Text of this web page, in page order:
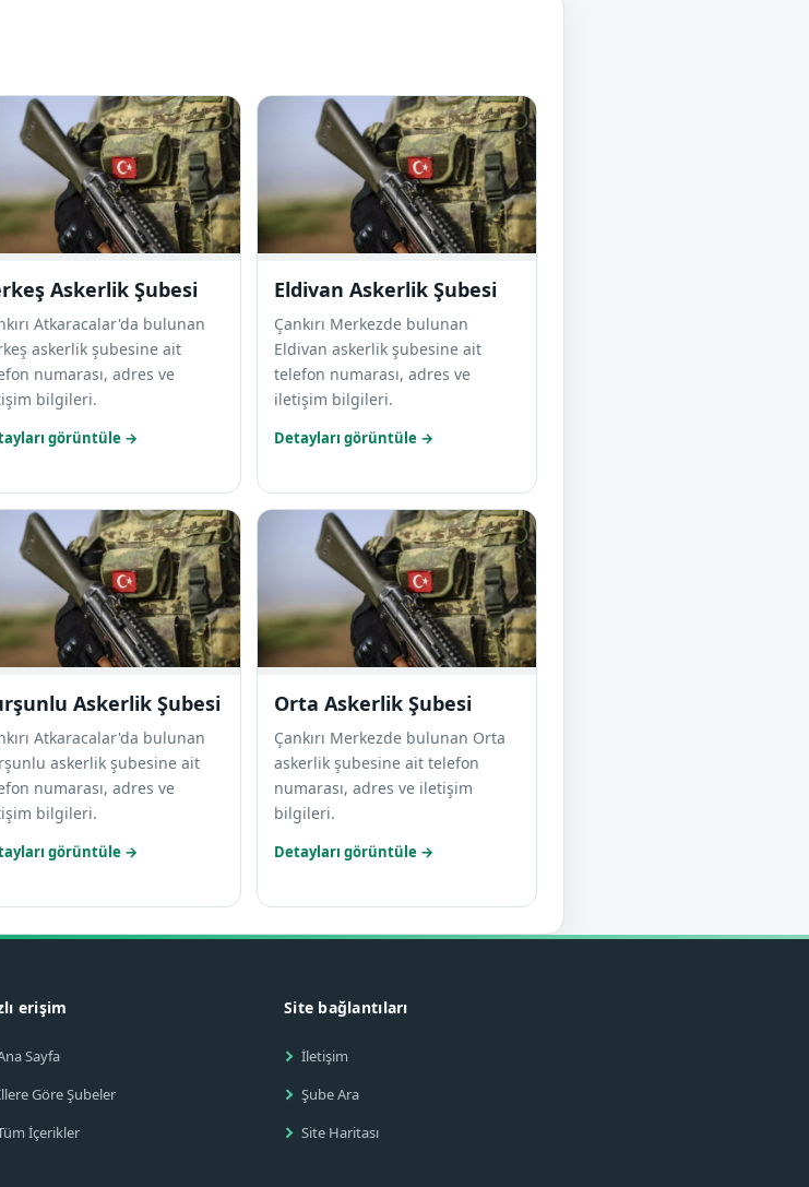
Askerlik Şubesi sayfasını açÇerkeş Askerlik Şubesi sayfasını aç
Askerlik Şubesi
Atkaracalar'da bulunan
askerlik şubesine ait
numarası, adres ve
bilgileri.
görüntüle →
Eldivan Askerlik Şubesi sayfasını
Eldivan Askerlik Şubesi
Çankırı Merkezde bulunan
Eldivan askerlik şubesine ait
telefon numarası, adres ve
iletişim bilgileri.
Detayları görüntüle →
Askerlik Şubesi sayfasını açKurşunlu Askerlik Şubesi sayfasını aç
Askerlik Şubesi
Atkaracalar'da bulunan
askerlik şubesine ait
numarası, adres ve
bilgileri.
görüntüle →
Orta Askerlik Şubesi sayfasını aç
Orta Askerlik Şubesi
Çankırı Merkezde bulunan Orta
askerlik şubesine ait telefon
numarası, adres ve iletişim
bilgileri.
Detayları görüntüle →
erişim
Sayfa
Göre Şubeler
İçerikler
Site bağlantıları
İletişim
Şube Ara
Site Haritası